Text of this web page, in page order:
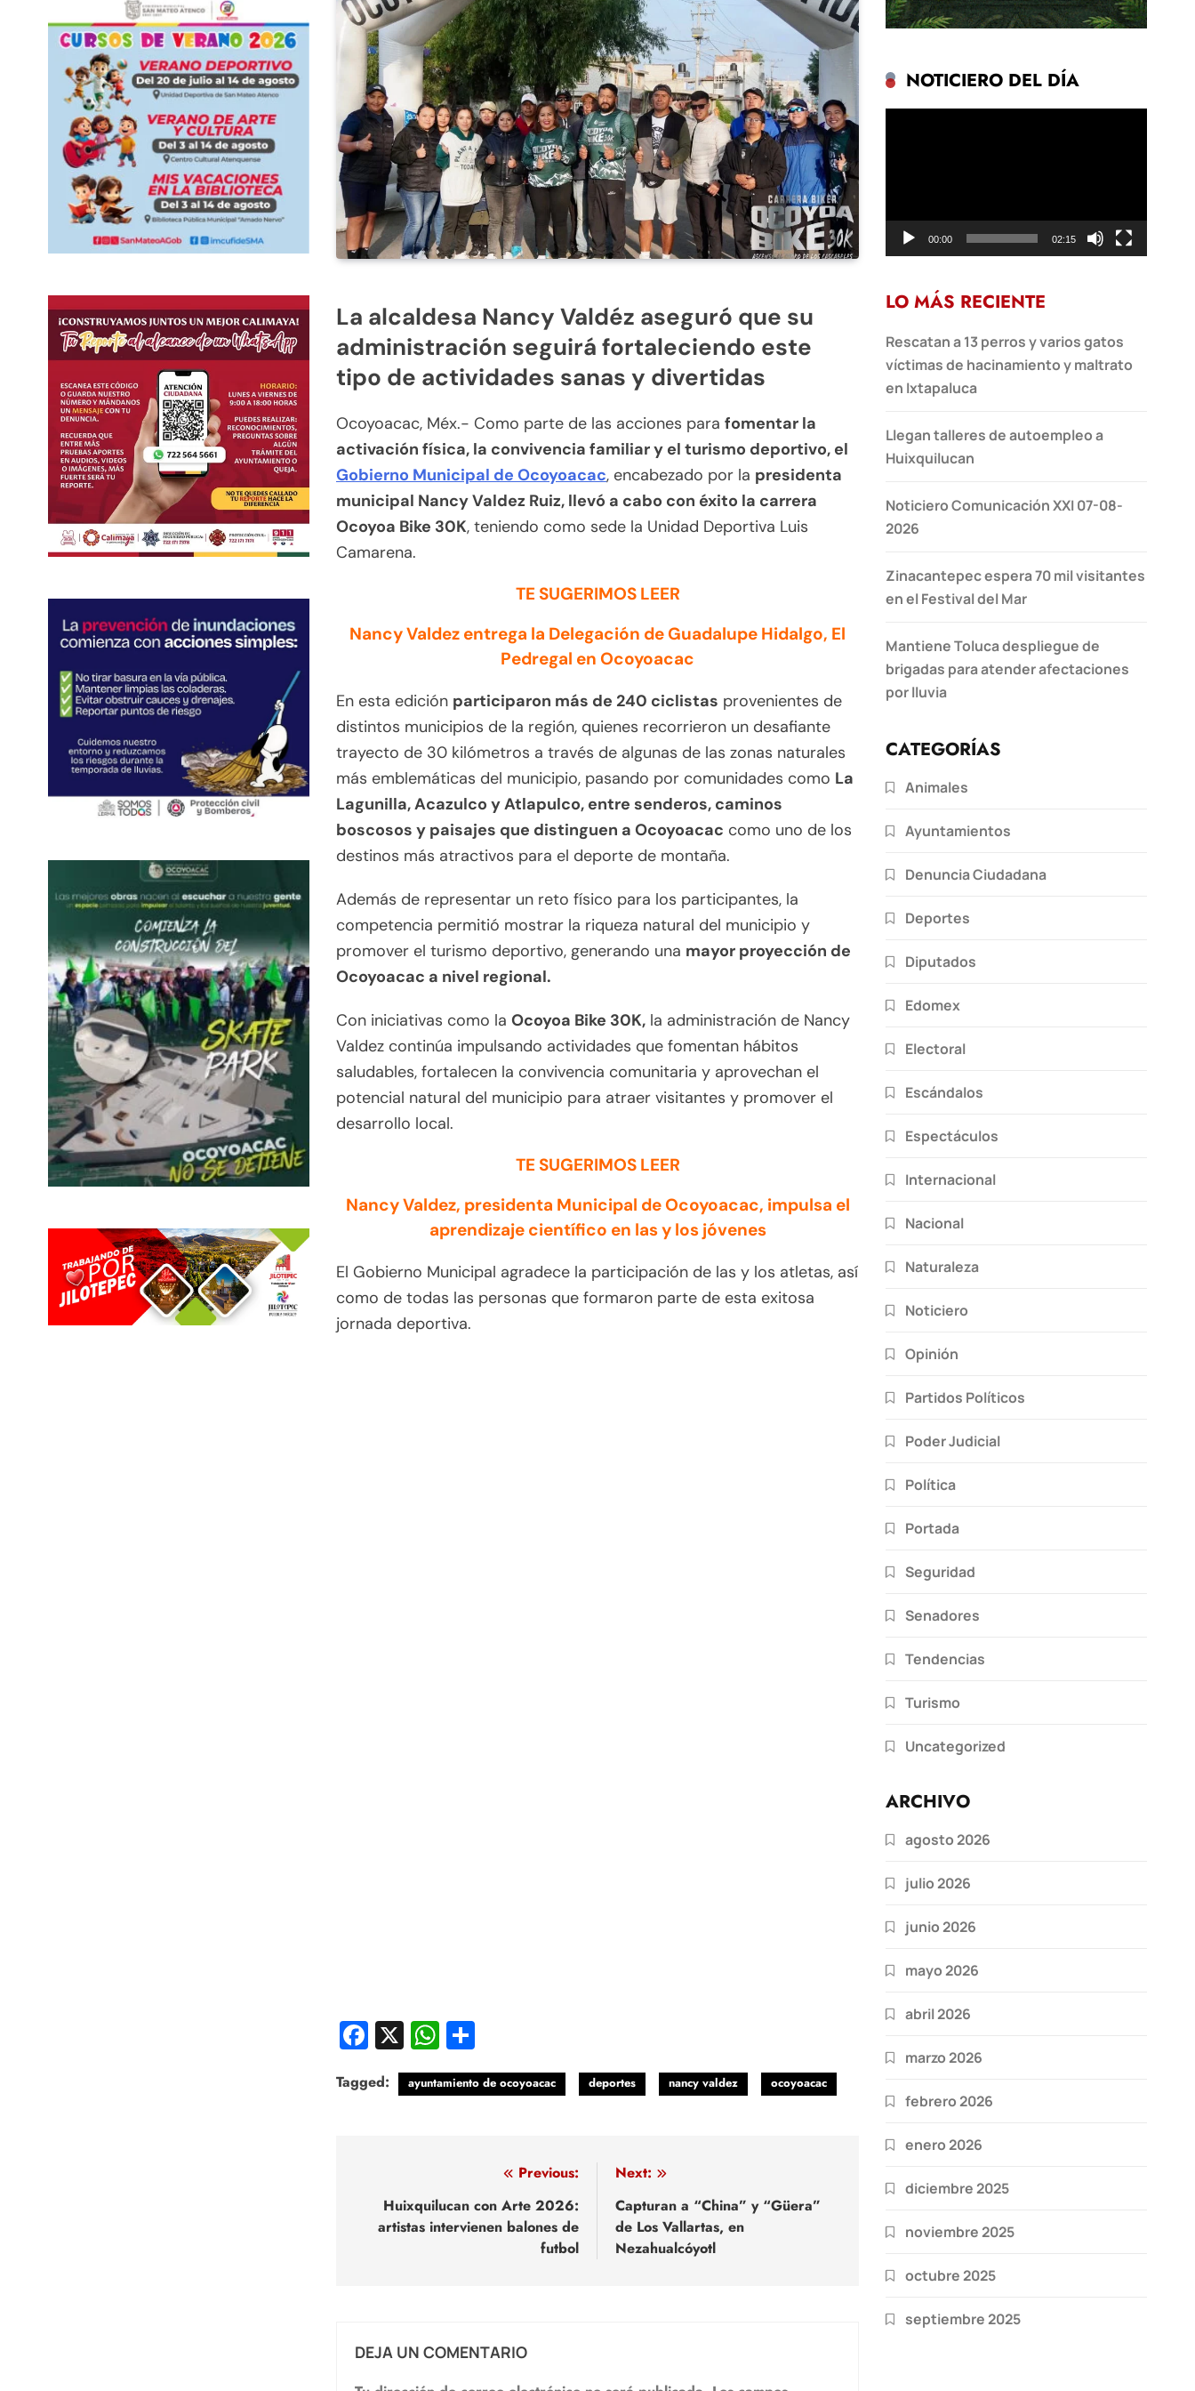
La alcaldesa Nancy Valdéz aseguró que su
administración seguirá fortaleciendo este
tipo de actividades sanas y divertidas
Ocoyoacac, Méx.- Como parte de las acciones para fomentar la
activación física, la convivencia familiar y el turismo deportivo, el
Gobierno Municipal de Ocoyoacac, encabezado por la presidenta
municipal Nancy Valdez Ruiz, llevó a cabo con éxito la carrera
Ocoyoa Bike 30K, teniendo como sede la Unidad Deportiva Luis
Camarena.
TE SUGERIMOS LEER
Nancy Valdez entrega la Delegación de Guadalupe Hidalgo, El
Pedregal en Ocoyoacac
En esta edición participaron más de 240 ciclistas provenientes de
distintos municipios de la región, quienes recorrieron un desafiante
trayecto de 30 kilómetros a través de algunas de las zonas naturales
más emblemáticas del municipio, pasando por comunidades como La
Lagunilla, Acazulco y Atlapulco, entre senderos, caminos
boscosos y paisajes que distinguen a Ocoyoacac como uno de los
destinos más atractivos para el deporte de montaña.
Además de representar un reto físico para los participantes, la
competencia permitió mostrar la riqueza natural del municipio y
promover el turismo deportivo, generando una mayor proyección de
Ocoyoacac a nivel regional.
Con iniciativas como la Ocoyoa Bike 30K, la administración de Nancy
Valdez continúa impulsando actividades que fomentan hábitos
saludables, fortalecen la convivencia comunitaria y aprovechan el
potencial natural del municipio para atraer visitantes y promover el
desarrollo local.
TE SUGERIMOS LEER
Nancy Valdez, presidenta Municipal de Ocoyoacac, impulsa el
aprendizaje científico en las y los jóvenes
El Gobierno Municipal agradece la participación de las y los atletas, así
como de todas las personas que formaron parte de esta exitosa
jornada deportiva.
Facebook
X WhatsApp
Tagged: ayuntamiento de ocoyoacac deportes nancy valdez ocoyoacac
entradas
Previous:
Huixquilucan con Arte 2026:
artistas intervienen balones de
futbol
Next:
Capturan a “China” y “Güera”
de Los Vallartas, en
Nezahualcóyotl
DEJA UN COMENTARIO
NOTICIERO DEL DÍA
00:00 02:15
LO MÁS RECIENTE
Rescatan a 13 perros y varios gatos
víctimas de hacinamiento y maltrato
en Ixtapaluca
Llegan talleres de autoempleo a
Huixquilucan
Noticiero Comunicación XXI 07-08-
2026
Zinacantepec espera 70 mil visitantes
en el Festival del Mar
Mantiene Toluca despliegue de
brigadas para atender afectaciones
por lluvia
CATEGORÍAS
Animales
Ayuntamientos
Denuncia Ciudadana
Deportes
Diputados
Edomex
Electoral
Escándalos
Espectáculos
Internacional
Nacional
Naturaleza
Noticiero
Opinión
Partidos Políticos
Poder Judicial
Política
Portada
Seguridad
Senadores
Tendencias
Turismo
Uncategorized
ARCHIVO
agosto 2026
julio 2026
junio 2026
mayo 2026
abril 2026
marzo 2026
febrero 2026
enero 2026
diciembre 2025
noviembre 2025
octubre 2025
septiembre 2025